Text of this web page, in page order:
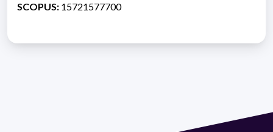
SCOPUS: 15721577700